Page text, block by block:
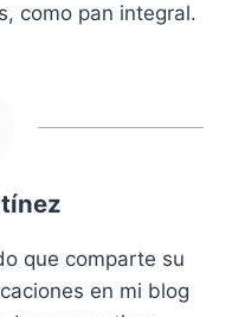
como pan integral.
que comparte su
en mi blog